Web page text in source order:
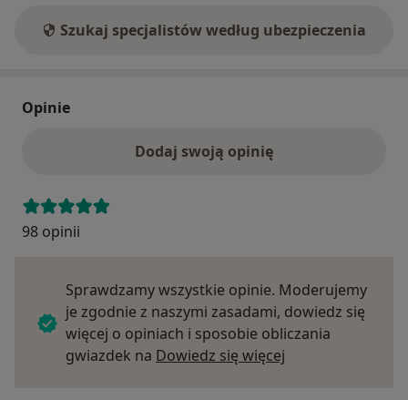
Szukaj specjalistów według ubezpieczenia
Opinie
Dodaj swoją opinię
98 opinii
Sprawdzamy wszystkie opinie. Moderujemy
je zgodnie z naszymi zasadami, dowiedz się
więcej o opiniach i sposobie obliczania
gwiazdek na Dowiedz się więcej